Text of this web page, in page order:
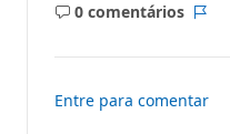
0 comentários
Sem
Entre para comentar